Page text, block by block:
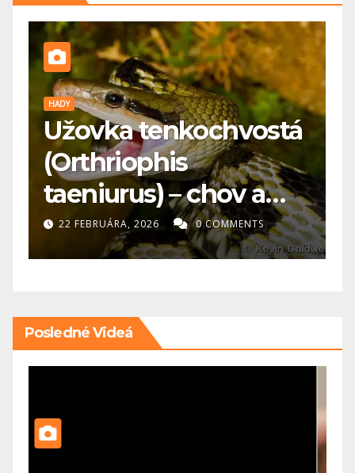
HADY
Užovka tenkochvostá
(Orthriophis
taeniurus) – chov a
starostlivosť
22 FEBRUÁRA, 2026 0 COMMENTS
Posledné Videá
VIDEÁ HLODAVCE